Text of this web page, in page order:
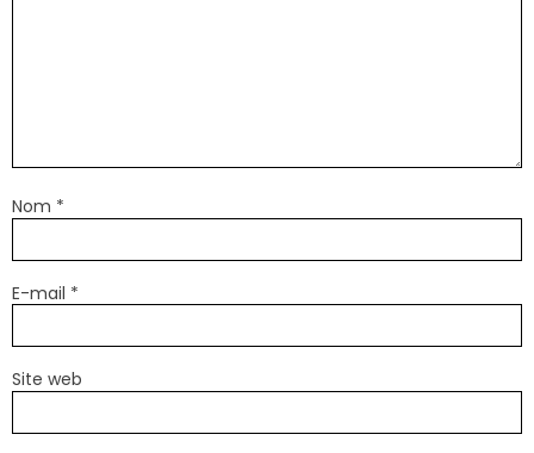
Nom *
E-mail *
Site web